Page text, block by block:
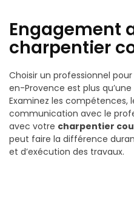
Engagement
charpentier
Choisir un professionnel
en-Provence est plus
Examinez les compétences,
communication avec le
avec votre charpentier
peut faire la différence
et d’exécution des travaux.